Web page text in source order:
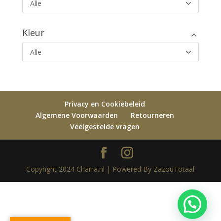
Alle
Kleur
Alle
Privacy en Cookiebeleid
Algemene Voorwaarden
Retourneren
Veelgestelde vragen
Copyright 2024 Charra.nl | Powered By ZazouTotaal